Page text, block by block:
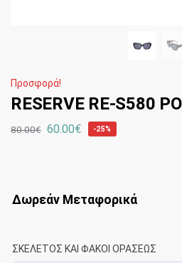
Προσφορά!
RESERVE RE-S580
80.00€ 60.00€ -25%
Δωρεάν Μεταφορικά
ΣΚΕΛΕΤΟΣ ΚΑΙ ΦΑΚΟΙ ΟΡΑΣΕΩΣ